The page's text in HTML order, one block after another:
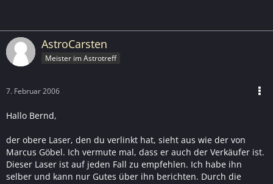
AstroCarsten
Meister im Astrotreff
7. Februar 2006
Hallo Bernd,
der obere Laser, den du verlinkt hat, sieht aus wie der von
Marcus Göbel. Ich vermute mal, dass er auch der Verkäufer ist.
Dieser Laser ist auf jeden Fall zu empfehlen. Ich habe ihn
selber und kann nur Gutes über ihn berichten. Durch die